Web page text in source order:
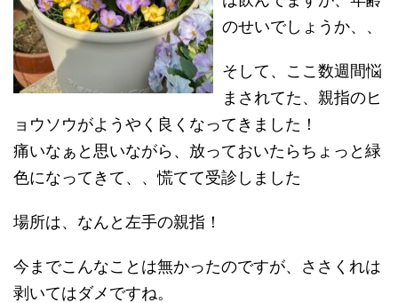
のせいでしょうか、、
そして、ここ数週間悩
まされてた、親指のヒ
ョウソウがようやく良くなってきました！
痛いなぁと思いながら、放っておいたらちょっと緑
色になってきて、、慌てて受診しました
場所は、なんと左手の親指！
今までこんなことは無かったのですが、ささくれは
剥いてはダメですね。